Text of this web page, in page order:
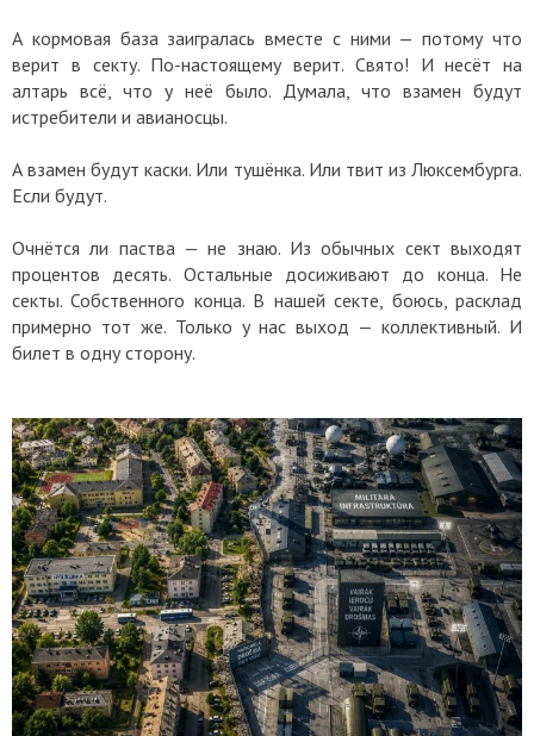
А кормовая база заигралась вместе с ними — потому что
верит в секту. По-настоящему верит. Свято! И несёт на
алтарь всё, что у неё было. Думала, что взамен будут
истребители и авианосцы.
А взамен будут каски. Или тушёнка. Или твит из Люксембурга.
Если будут.
Очнётся ли паства — не знаю. Из обычных сект выходят
процентов десять. Остальные досиживают до конца. Не
секты. Собственного конца. В нашей секте, боюсь, расклад
примерно тот же. Только у нас выход — коллективный. И
билет в одну сторону.